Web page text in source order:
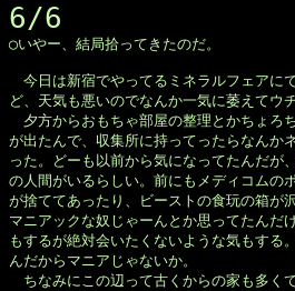
6/6
◯いやー、結局拾ってきたのだ。
今日は新宿でやってるミネラルフェアに
ど、天気も悪いのでなんか一気に萎えてウ
夕方からおもちゃ部屋の整理とかちょろ
が出たんで、収集所に持ってったらなんか
った。どーも以前から気になってたんだが
の人間がいるらしい。前にもメディコムの
が捨ててあったり、ビーストの食玩の箱が
マニアックな奴じゃーんとか思ってたんだ
もするが絶対会いたくないような気もする
んだからマニアじゃないか。
ちなみにこの辺って古くからの家も多く